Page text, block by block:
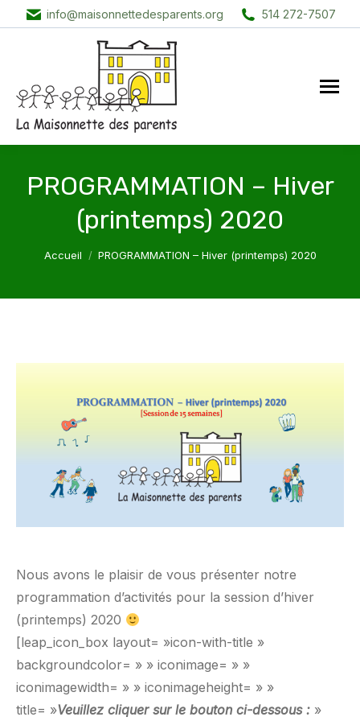
info@maisonnettedesparents.org 514 272-7507
PROGRAMMATION – Hiver
(printemps) 2020
Vous êtes ici :
Accueil PROGRAMMATION – Hiver (printemps) 2020
Nous avons le plaisir de vous présenter notre
programmation d’activités pour la session d’hiver
(printemps) 2020
[leap_icon_box layout= »icon-with-title »
backgroundcolor= » » iconimage= » »
iconimagewidth= » » iconimageheight= » »
title= »Veuillez cliquer sur le bouton ci-dessous : »